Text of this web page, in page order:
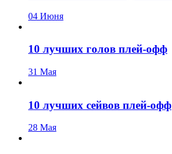
04 Июня
10 лучших голов плей-офф
31 Мая
10 лучших сейвов плей-офф
28 Мая